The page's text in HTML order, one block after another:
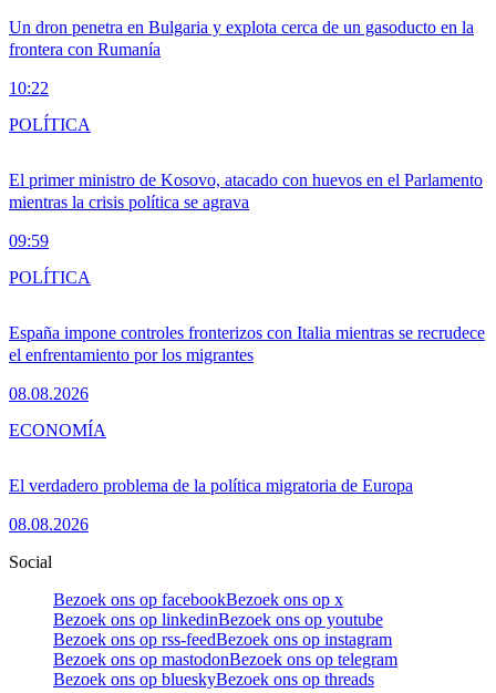
Un dron penetra en Bulgaria y explota cerca de un gasoducto en la
frontera con Rumanía
10:22
El primer ministro de Kosovo, atacado con huevos en el Parlamento
mientras la crisis política se agrava
09:59
POLÍTICA
España impone controles fronterizos con Italia mientras se recrudece
el enfrentamiento por los migrantes
08.08.2026
POLÍTICA
El verdadero problema de la política migratoria de Europa
08.08.2026
ECONOMÍA
Social
Bezoek ons op facebookBezoek ons op x
Bezoek ons op linkedinBezoek ons op youtube
Bezoek ons op rss-feedBezoek ons op instagram
Bezoek ons op mastodonBezoek ons op telegram
Bezoek ons op blueskyBezoek ons op threads